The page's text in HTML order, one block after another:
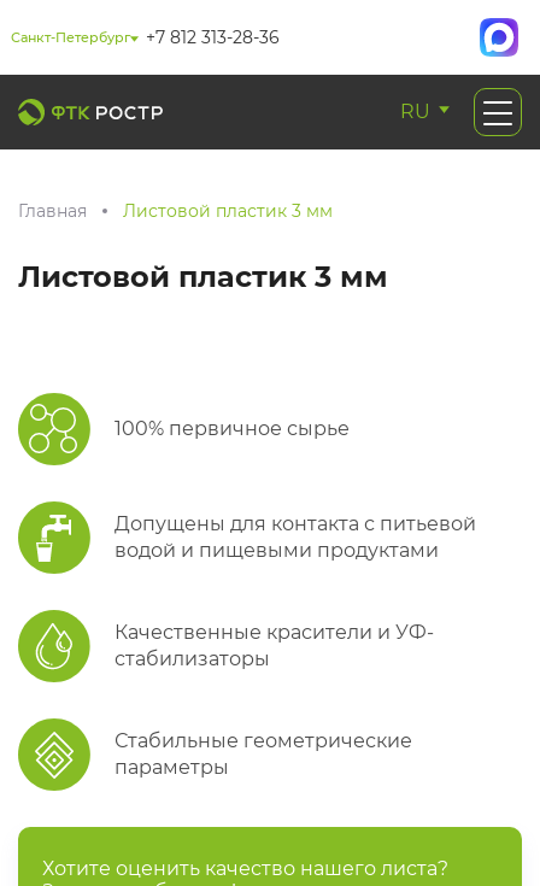
Санкт-Петербург +7 812 313-28-36
RU
Главная Листовой пластик 3 мм
Листовой пластик 3 мм
100% первичное сырье
Допущены для контакта с питьевой
водой и пищевыми продуктами
Качественные красители и УФ-
стабилизаторы
Стабильные геометрические
параметры
Хотите оценить качество нашего листа?